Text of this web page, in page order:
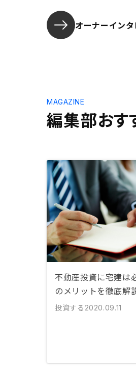
オーナーイン
編集部おす
MAGAZINE
不動産投資に宅建は
のメリットを徹底解
投資する 2020.09.11